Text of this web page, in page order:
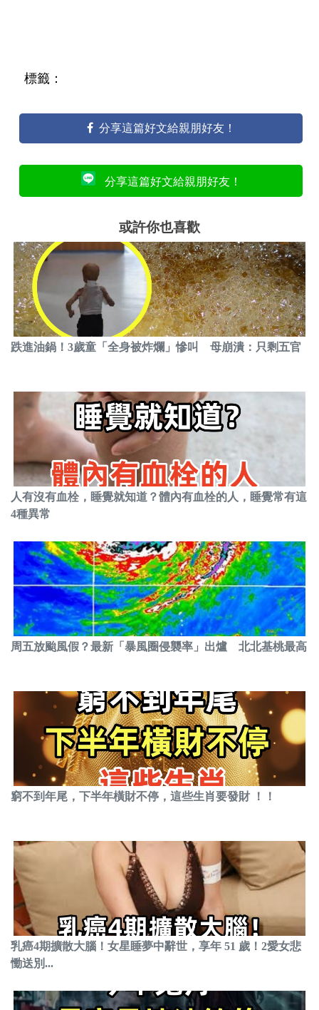
標籤：
分享這篇好文給親朋好友！
分享這篇好文給親朋好友！
或許你也喜歡
跌進油鍋！3歲童「全身被炸爛」慘叫 母崩潰：只剩五官
人有沒有血栓，睡覺就知道？體內有血栓的人，睡覺常有這
4種異常
周五放颱風假？最新「暴風圈侵襲率」出爐 北北基桃最高
窮不到年尾，下半年橫財不停，這些生肖要發財 ！！
乳癌4期擴散大腦！女星睡夢中辭世，享年 51 歲！2愛女悲
慟送別...